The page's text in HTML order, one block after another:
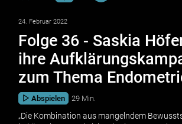
24. Februar 2022
Folge 36 - Saskia
ihre
zum Thema
Abspielen 29 Min.
„Die Kombination aus mangelndem